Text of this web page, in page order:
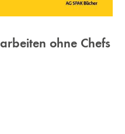
ohne Chefs